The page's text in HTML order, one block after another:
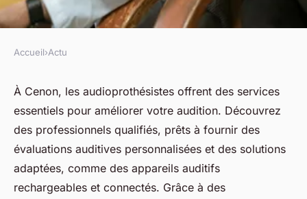
Découvrez les services de
l'audioprothésiste à cenon
fabienne•22 avril 2025•7 min de lecture
Accueil›Actu
À Cenon, les audioprothésistes offrent des services
essentiels pour améliorer votre audition. Découvrez
des professionnels qualifiés, prêts à fournir des
évaluations auditives personnalisées et des solutions
adaptées, comme des appareils auditifs
rechargeables et connectés. Grâce à des